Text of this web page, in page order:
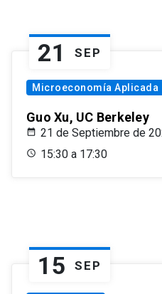
21 SEP
Microeconomía Aplicada
Guo Xu, UC Berkeley
21 de Septiembre de
15:30 a 17:30
15 SEP